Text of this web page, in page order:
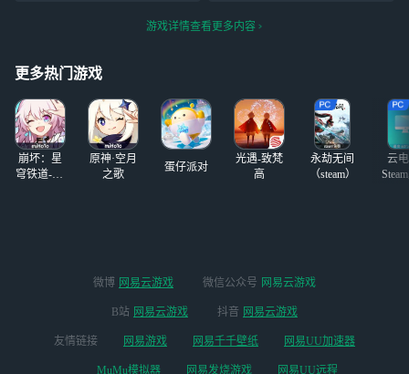
号。 击球手也是继续嘲讽 进
是没想到中途他居然还会
之辉的时候还没有玩第五，
游戏详情查看更多内容
更多热门游戏
崩坏：星
穹铁道-4.4
原神·空月
之歌
蛋仔派对
光遇-致梵
高
永劫无间
（steam）
云
微博 网易云游戏 微信公众号 网易云游戏
B站 网易云游戏 抖音 网易云游戏
友情链接 网易游戏 网易千千壁纸 网易UU加速器
MuMu模拟器 网易发烧游戏 网易UU远程